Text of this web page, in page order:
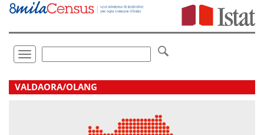
Vai
direttamente
Toggle
navigation
.
VALDAORA/OLANG